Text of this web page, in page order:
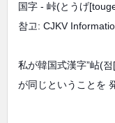
国字 - 峠(とうげ
참고: CJKV
私が韓国式漢字”岾(
が同じということを